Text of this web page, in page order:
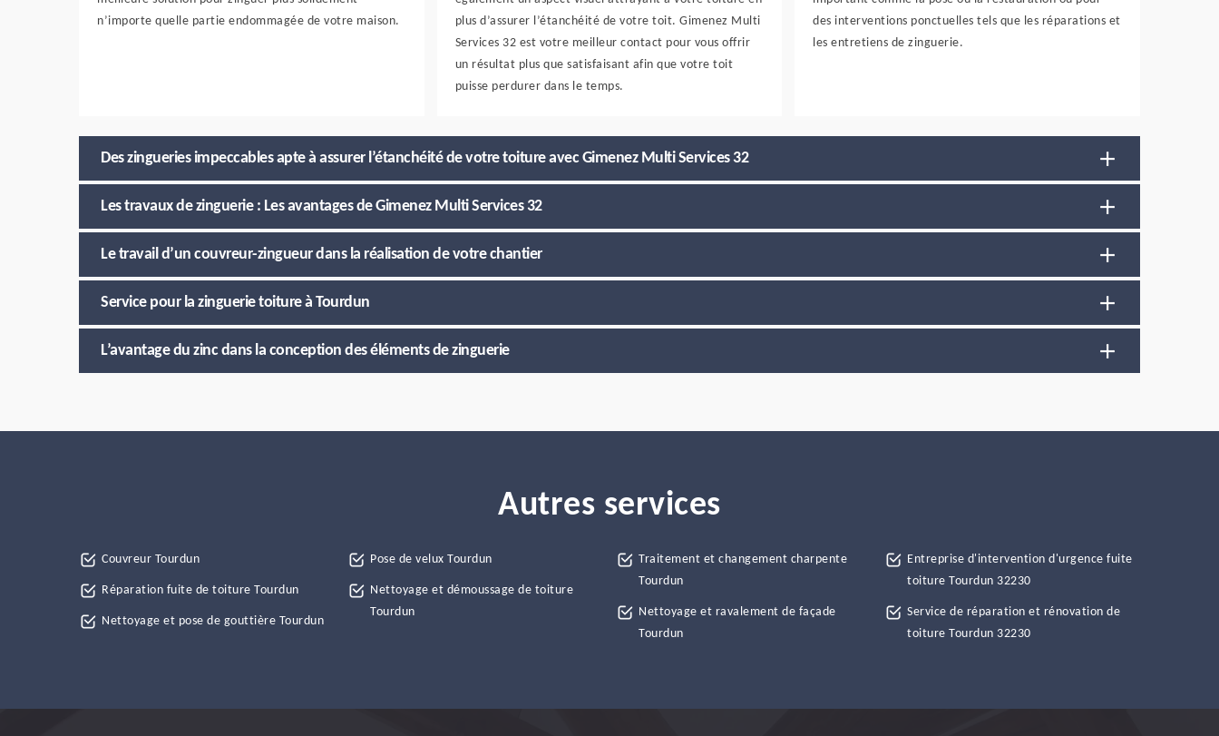
n’importe quelle partie endommagée de votre maison.
plus d’assurer l’étanchéité de votre toit. Gimenez Multi
Services 32 est votre meilleur contact pour vous offrir
un résultat plus que satisfaisant afin que votre toit
puisse perdurer dans le temps.
des interventions ponctuelles tels que les réparations et
les entretiens de zinguerie.
Des zingueries impeccables apte à assurer l’étanchéité de votre toiture avec Gimenez Multi Services 32
Les travaux de zinguerie : Les avantages de Gimenez Multi Services 32
Le travail d’un couvreur-zingueur dans la réalisation de votre chantier
Service pour la zinguerie toiture à Tourdun
L’avantage du zinc dans la conception des éléments de zinguerie
Autres services
Couvreur Tourdun
Réparation fuite de toiture Tourdun
Nettoyage et pose de gouttière Tourdun
Pose de velux Tourdun
Nettoyage et démoussage de toiture
Tourdun
Traitement et changement charpente
Tourdun
Nettoyage et ravalement de façade
Tourdun
Entreprise d'intervention d'urgence fuite
toiture Tourdun 32230
Service de réparation et rénovation de
toiture Tourdun 32230